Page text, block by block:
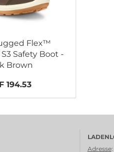
Flex™
Safety Boot -
Brown
194.53
Adresse: